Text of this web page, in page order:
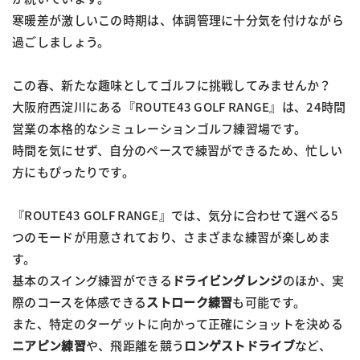
寒暖差が激しいこの時期は、体調管理に十分気を付けながら
過ごしましょう。
この春、新たな趣味としてゴルフに挑戦してみませんか？
大阪府西淀川にある『ROUTE43 GOLF RANGE』は、24時間
営業の本格的なシミュレーションゴルフ練習場です。
時間を気にせず、自分のペースで練習ができるため、忙しい
方にもぴったりです。
『ROUTE43 GOLF RANGE』では、気分に合わせて選べる5
つのモードが用意されており、さまざまな練習が楽しめま
す。
基本のスイング練習ができる ドライビングレンジのほか、実
際のコースを体感できるストローク練習も可能です。
また、特定のターゲットに向かって正確にショットを決める
ニアピン練習や、飛距離を競うロンゲストドライブなど、